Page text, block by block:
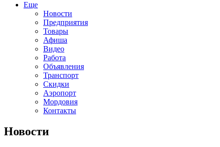
Еще
Новости
Предприятия
Товары
Афиша
Видео
Работа
Объявления
Транспорт
Скидки
Аэропорт
Мордовия
Контакты
Новости